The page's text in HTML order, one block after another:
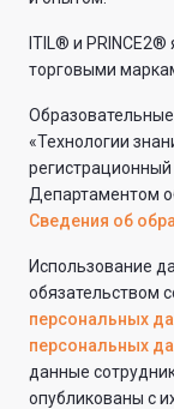
ITIL® и
торговыми
«Технологии
Департаментом
Сведения об
Использование
обязательством
персональных
персональных
данные
опубликованы с